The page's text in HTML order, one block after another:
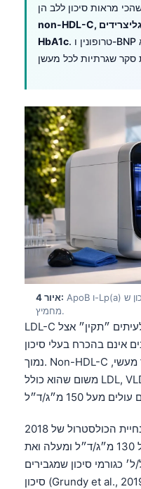
non-HDL-C, טריגליצרידים, ApoB, Lp(a), hs-CRP ו-
HbA1c. טרופונין ו-BNP הן בדיקות לנזק/עומס על הלב, לא
איור 4: ApoB ו-Lp(a) יכולים לחשוף סיכון ש-LDL בלבד
מחמיץ.
LDL-C מתחת ל-100 מ״ג/ד״ל מכונה לעיתים ״תקין״ אצל
אינם בהכרח בעלי סיכון
נמוך. Non-HDL-C מתחת ל-130 מ״ג/ד״ל הוא יעד מעשי,
משום שהוא כולל LDL, VLDL וחלקיקים שאריתיים, שחשובים
הנחיית הכולסטרול של 2018 AHA/ACC מציינת את ApoB
ברמה של 130 מ״ג/ד״ל ומעלה ואת Lp(a) ברמה של 50
או 125 ננומול/ל׳ כגורמי סיכון שמגבירים